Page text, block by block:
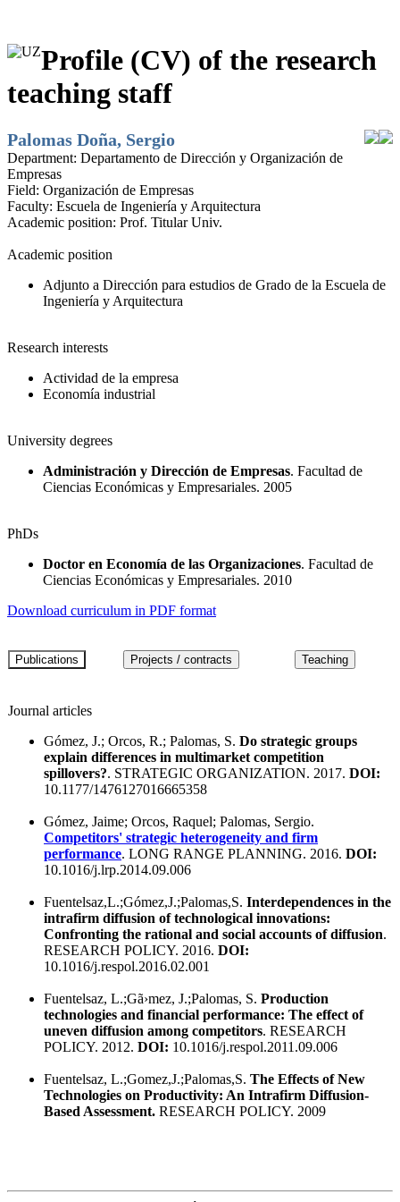
Profile (CV) of the research
teaching staff
Palomas Doña, Sergio
Department: Departamento de Dirección y Organización de
Empresas
Field: Organización de Empresas
Faculty: Escuela de Ingeniería y Arquitectura
Academic position: Prof. Titular Univ.
Academic position
Adjunto a Dirección para estudios de Grado de la Escuela de
Ingeniería y Arquitectura
Research interests
Actividad de la empresa
Economía industrial
University degrees
Administración y Dirección de Empresas. Facultad de
Ciencias Económicas y Empresariales. 2005
PhDs
Doctor en Economía de las Organizaciones. Facultad de
Ciencias Económicas y Empresariales. 2010
Download curriculum in PDF format
Journal articles
Gómez, J.; Orcos, R.; Palomas, S. Do strategic groups
explain differences in multimarket competition
spillovers?. STRATEGIC ORGANIZATION. 2017. DOI:
10.1177/1476127016665358
Gómez, Jaime; Orcos, Raquel; Palomas, Sergio.
Competitors' strategic heterogeneity and firm
performance. LONG RANGE PLANNING. 2016. DOI:
10.1016/j.lrp.2014.09.006
Fuentelsaz,L.;Gómez,J.;Palomas,S. Interdependences in the
intrafirm diffusion of technological innovations:
Confronting the rational and social accounts of diffusion.
RESEARCH POLICY. 2016. DOI:
10.1016/j.respol.2016.02.001
Fuentelsaz, L.;Gã›mez, J.;Palomas, S. Production
technologies and financial performance: The effect of
uneven diffusion among competitors. RESEARCH
POLICY. 2012. DOI: 10.1016/j.respol.2011.09.006
Fuentelsaz, L.;Gomez,J.;Palomas,S. The Effects of New
Technologies on Productivity: An Intrafirm Diffusion-
Based Assessment. RESEARCH POLICY. 2009